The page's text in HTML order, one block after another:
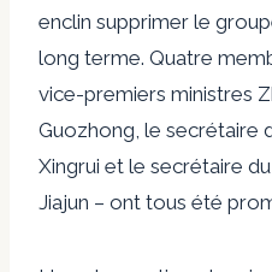
enclin supprimer le
long terme. Quatre
vice-premiers ministres
Guozhong, le secrétaire
Xingrui et le secrétaire
Jiajun – ont tous été